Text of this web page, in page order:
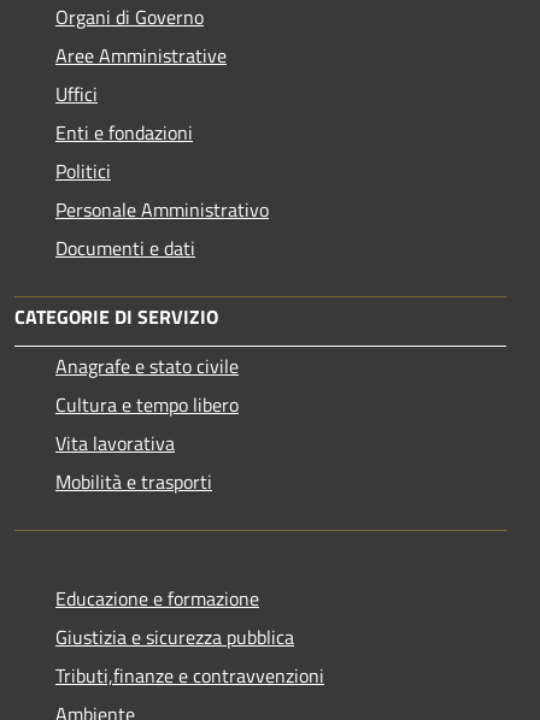
Organi di Governo
Aree Amministrative
Uffici
Enti e fondazioni
Politici
Personale Amministrativo
Documenti e dati
CATEGORIE DI SERVIZIO
Anagrafe e stato civile
Cultura e tempo libero
Vita lavorativa
Mobilità e trasporti
Educazione e formazione
Giustizia e sicurezza pubblica
Tributi,finanze e contravvenzioni
Ambiente